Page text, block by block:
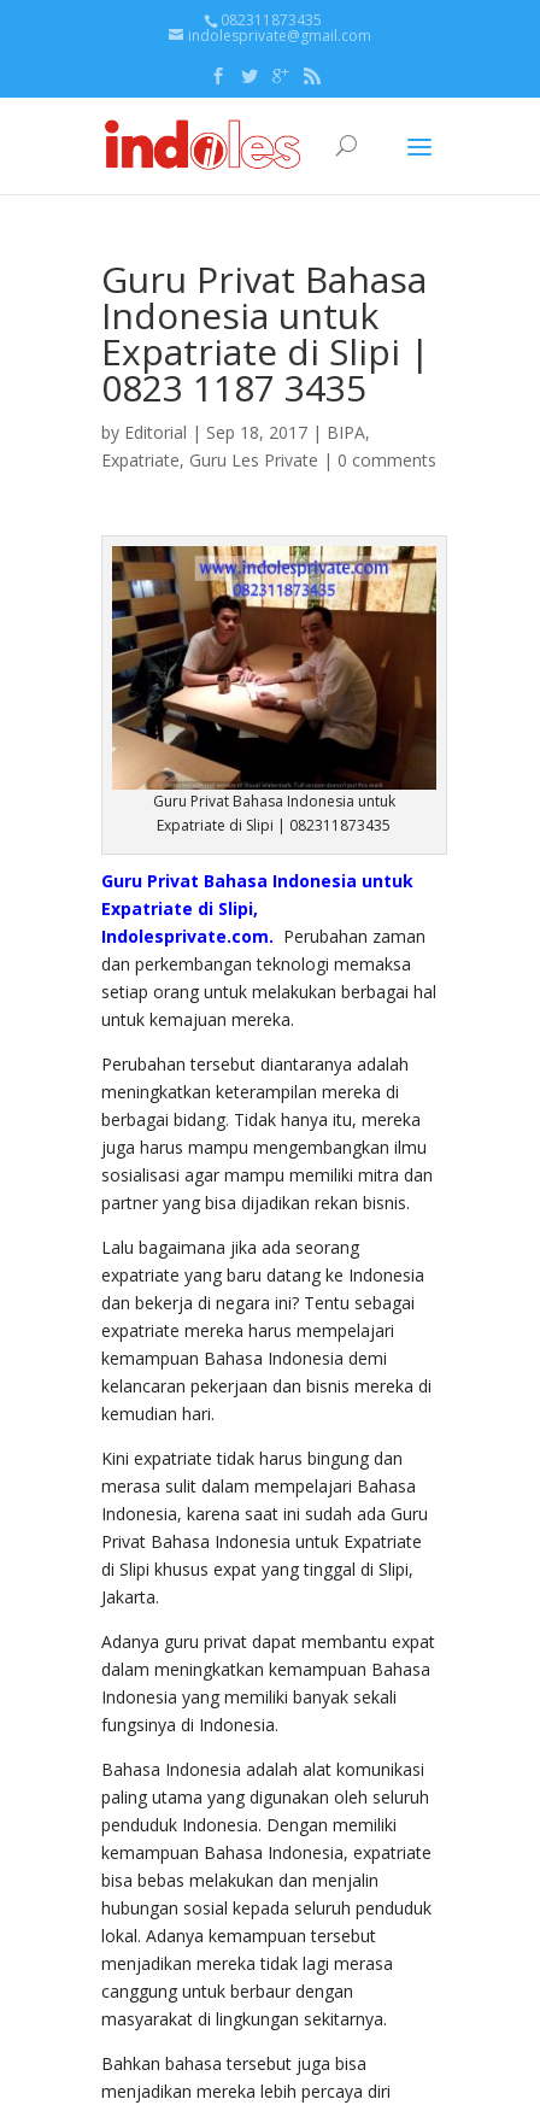
082311873435
indolesprivate@gmail.com
Guru Privat Bahasa
Indonesia untuk
Expatriate di Slipi |
0823 1187 3435
by Editorial | Sep 18, 2017 | BIPA,
Expatriate, Guru Les Private | 0 comments
Guru Privat Bahasa Indonesia untuk
Expatriate di Slipi | 082311873435
Guru Privat Bahasa Indonesia untuk
Expatriate di Slipi,
Indolesprivate.com. Perubahan zaman
dan perkembangan teknologi memaksa
setiap orang untuk melakukan berbagai hal
untuk kemajuan mereka.
Perubahan tersebut diantaranya adalah
meningkatkan keterampilan mereka di
berbagai bidang. Tidak hanya itu, mereka
juga harus mampu mengembangkan ilmu
sosialisasi agar mampu memiliki mitra dan
partner yang bisa dijadikan rekan bisnis.
Lalu bagaimana jika ada seorang
expatriate yang baru datang ke Indonesia
dan bekerja di negara ini? Tentu sebagai
expatriate mereka harus mempelajari
kemampuan Bahasa Indonesia demi
kelancaran pekerjaan dan bisnis mereka di
kemudian hari.
Kini expatriate tidak harus bingung dan
merasa sulit dalam mempelajari Bahasa
Indonesia, karena saat ini sudah ada Guru
Privat Bahasa Indonesia untuk Expatriate
di Slipi khusus expat yang tinggal di Slipi,
Jakarta.
Adanya guru privat dapat membantu expat
dalam meningkatkan kemampuan Bahasa
Indonesia yang memiliki banyak sekali
fungsinya di Indonesia.
Bahasa Indonesia adalah alat komunikasi
paling utama yang digunakan oleh seluruh
penduduk Indonesia. Dengan memiliki
kemampuan Bahasa Indonesia, expatriate
bisa bebas melakukan dan menjalin
hubungan sosial kepada seluruh penduduk
lokal. Adanya kemampuan tersebut
menjadikan mereka tidak lagi merasa
canggung untuk berbaur dengan
masyarakat di lingkungan sekitarnya.
Bahkan bahasa tersebut juga bisa
menjadikan mereka lebih percaya diri